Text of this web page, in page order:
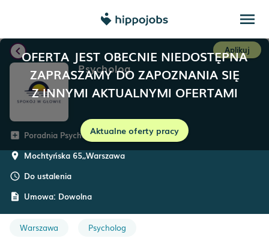
menu
OFERTA JEST OBECNIE NIEDOSTĘPNA
ZAPRASZAMY DO ZAPOZNANIA SIĘ
Z INNYMI AKTUALNYMI OFERTAMI
Aktualne oferty pracy
chevron_left Aplikuj
Psycholog
add_box Poradnia Psychologiczna Spokój w Głowie
room Mochtyńska 65,,Warszawa
schedule Do ustalenia
description Umowa: Dowolna
Warszawa Psycholog